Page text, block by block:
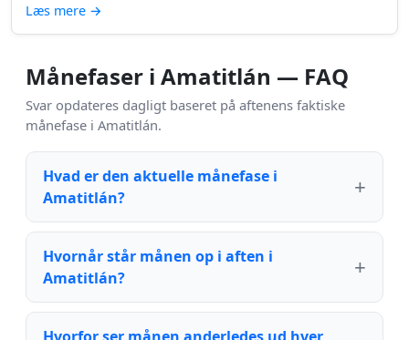
Læs mere →
Månefaser i Amatitlán — FAQ
Svar opdateres dagligt baseret på aftenens faktiske
månefase i Amatitlán.
Hvad er den aktuelle månefase i
Amatitlán?
Hvornår står månen op i aften i
Amatitlán?